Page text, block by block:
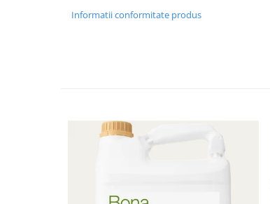
Informatii conformitate produs